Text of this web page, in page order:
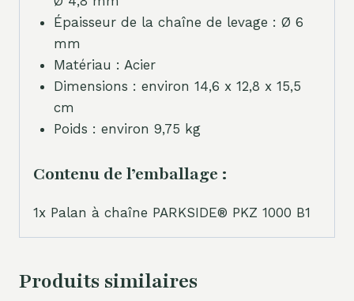
Épaisseur de la chaîne de levage : Ø 6
mm
Matériau : Acier
Dimensions : environ 14,6 x 12,8 x 15,5
cm
Poids : environ 9,75 kg
Contenu de l’emballage :
1x Palan à chaîne PARKSIDE® PKZ 1000 B1
Produits similaires